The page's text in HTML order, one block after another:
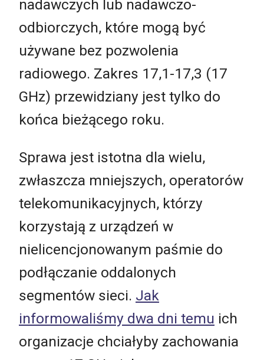
nadawczych lub nadawczo-
odbiorczych, które mogą być
używane bez pozwolenia
radiowego. Zakres 17,1-17,3 (17
GHz) przewidziany jest tylko do
końca bieżącego roku.
Sprawa jest istotna dla wielu,
zwłaszcza mniejszych, operatorów
telekomunikacyjnych, którzy
korzystają z urządzeń w
nielicencjonowanym paśmie do
podłączanie oddalonych
segmentów sieci. Jak
informowaliśmy dwa dni temu ich
organizacje chciałyby zachowania